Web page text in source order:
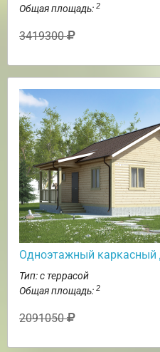
Общая площадь: 2
3419300
Одноэтажный каркасный
Тип: с террасой
Общая площадь: 2
2091050